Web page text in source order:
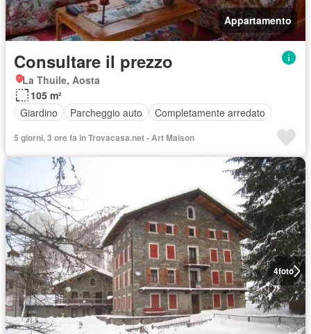
Appartamento
Consultare il prezzo
La Thuile, Aosta
105 m²
Giardino
Parcheggio auto Completamente arredato
5 giorni, 3 ore fa in Trovacasa.net - Art Maison
4foto